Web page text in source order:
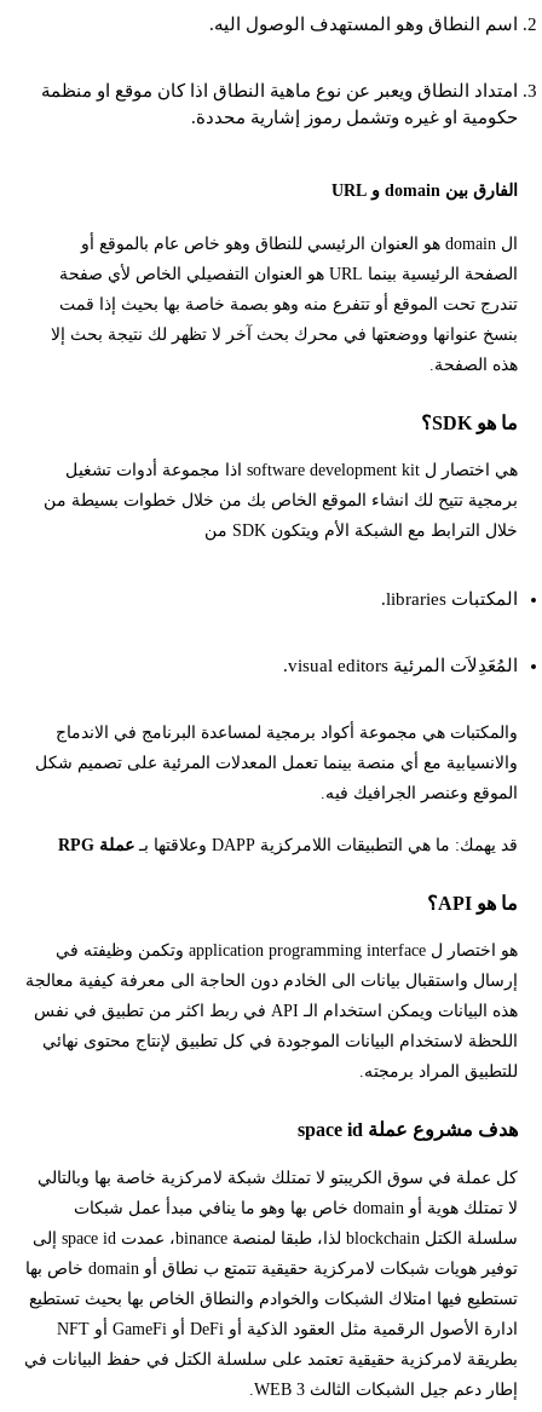
اسم النطاق وهو المستهدف الوصول اليه.
امتداد النطاق ويعبر عن نوع ماهية النطاق اذا كان موقع او منظمة
حكومية او غيره وتشمل رموز إشارية محددة.
الفارق بين domain و URL
ال domain هو العنوان الرئيسي للنطاق وهو خاص عام بالموقع أو
الصفحة الرئيسية بينما URL هو العنوان التفصيلي الخاص لأي صفحة
تندرج تحت الموقع أو تتفرع منه وهو بصمة خاصة بها بحيث إذا قمت
بنسخ عنوانها ووضعتها في محرك بحث آخر لا تظهر لك نتيجة بحث إلا
هذه الصفحة.
ما هو SDK؟
هي اختصار ل software development kit اذا مجموعة أدوات تشغيل
برمجية تتيح لك انشاء الموقع الخاص بك من خلال خطوات بسيطة من
خلال الترابط مع الشبكة الأم ويتكون SDK من
المكتبات libraries.
المُعَدِلاَت المرئية visual editors.
والمكتبات هي مجموعة أكواد برمجية لمساعدة البرنامج في الاندماج
والانسيابية مع أي منصة بينما تعمل المعدلات المرئية على تصميم شكل
الموقع وعنصر الجرافيك فيه.
قد يهمك: ما هي التطبيقات اللامركزية DAPP وعلاقتها بـ عملة RPG
ما هو API؟
هو اختصار ل application programming interface وتكمن وظيفته في
إرسال واستقبال بيانات الى الخادم دون الحاجة الى معرفة كيفية معالجة
هذه البيانات ويمكن استخدام الـ API في ربط اكثر من تطبيق في نفس
اللحظة لاستخدام البيانات الموجودة في كل تطبيق لإنتاج محتوى نهائي
للتطبيق المراد برمجته.
هدف مشروع عملة space id
كل عملة في سوق الكريبتو لا تمتلك شبكة لامركزية خاصة بها وبالتالي
لا تمتلك هوية أو domain خاص بها وهو ما ينافي مبدأ عمل شبكات
سلسلة الكتل blockchain لذا، طبقا لمنصة binance، عمدت space id إلى
توفير هويات شبكات لامركزية حقيقية تتمتع ب نطاق أو domain خاص بها
تستطيع فيها امتلاك الشبكات والخوادم والنطاق الخاص بها بحيث تستطيع
ادارة الأصول الرقمية مثل العقود الذكية أو DeFi أو GameFi أو NFT
بطريقة لامركزية حقيقية تعتمد على سلسلة الكتل في حفظ البيانات في
إطار دعم جيل الشبكات الثالث WEB 3.